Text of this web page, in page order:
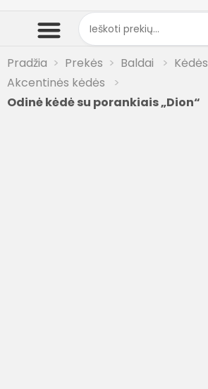
Pradžia Prekės Baldai
Kėdės
Akcentinės kėdės
Odinė kėdė su porankiais „Dion“